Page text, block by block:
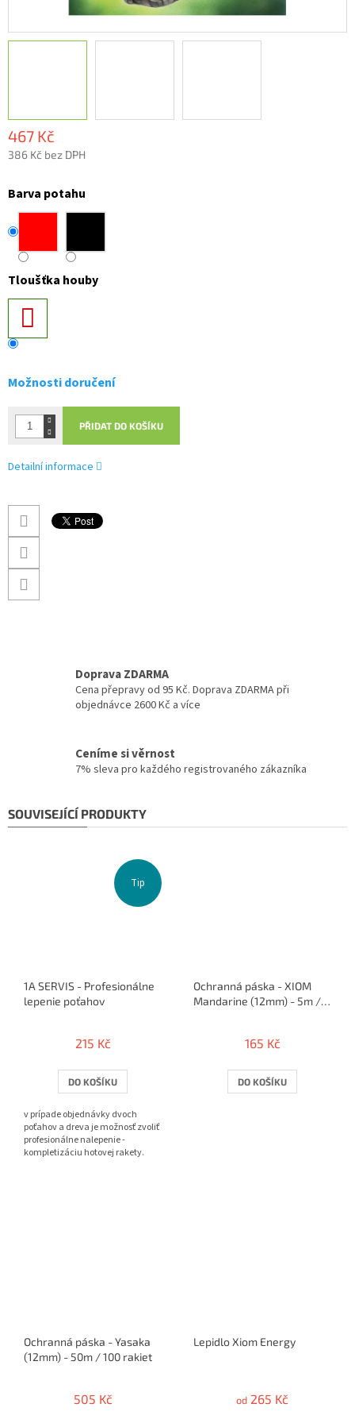
467 Kč
386 Kč bez DPH
cena:
Barva potahu
Tloušťka houby
Možnosti doručení
PŘIDAT DO KOŠÍKU
Detailní informace
Doprava ZDARMA
Cena přepravy od 95 Kč. Doprava ZDARMA při
objednávce 2600 Kč a více
Ceníme si věrnost
7% sleva pro každého registrovaného zákazníka
SOUVISEJÍCÍ PRODUKTY
Tip
1A SERVIS - Profesionálne
lepenie poťahov
215 Kč
DO KOŠÍKU
v prípade objednávky dvoch
poťahov a dreva je možnosť zvoliť
profesionálne nalepenie -
kompletizáciu hotovej rakety.
Ochranná páska - XIOM
Mandarine (12mm) - 5m /
165 Kč
DO KOŠÍKU
Ochranná páska - Yasaka
(12mm) - 50m / 100 rakiet
505 Kč
Lepidlo Xiom Energy
od 265 Kč